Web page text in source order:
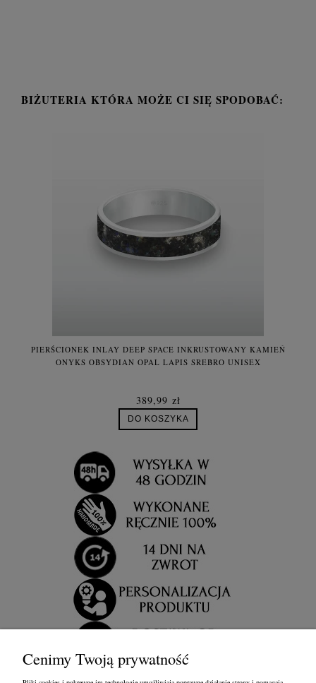
BIŻUTERIA KTÓRA MOŻE CI SIĘ SPODOBAĆ:
PIERŚCIONEK INLAY DEEP SPACE INKRUSTOWANY KAMIEŃ
ONYKS OBSYDIAN OPAL LAPIS SREBRO UNISEX
389,99 zł
DO KOSZYKA
Cenimy Twoją prywatność